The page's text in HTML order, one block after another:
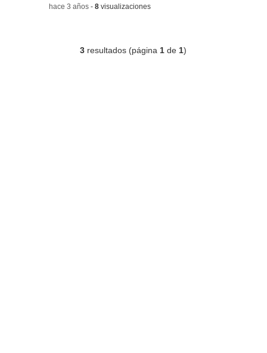
-hace 3 años -8 visualizaciones
3 resultados (página 1 de 1)